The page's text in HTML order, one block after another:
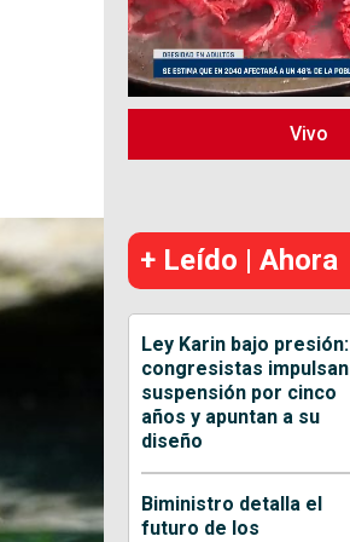
Vivo
+ Leído | Ahora
Ley Karin bajo presión:
congresistas impulsan
suspensión por cinco
años y apuntan a su
diseño
Biministro detalla el
futuro de los